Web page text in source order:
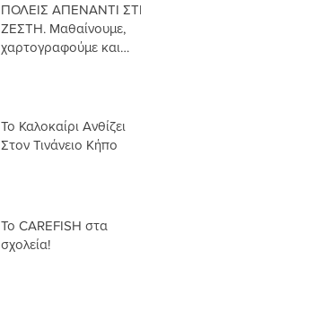
ΠΟΛΕΙΣ ΑΠΕΝΑΝΤΙ ΣΤΗ
ΖΕΣΤΗ. Μαθαίνουμε,
χαρτογραφούμε και
Το Καλοκαίρι Ανθίζει
Στον Τινάνειο Κήπο
Το CAREFISH στα
σχολεία!